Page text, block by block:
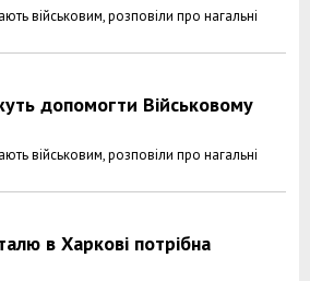
військовим, розповіли про нагальні
допомогти Військовому
військовим, розповіли про нагальні
в Харкові потрібна